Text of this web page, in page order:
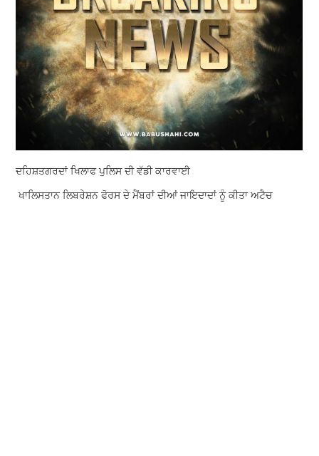
ਦਹਿਸ਼ਤਗਰਦਾਂ ਖਿਲਾਫ ਪੁਲਿਸ ਦੀ ਵੱਡੀ ਕਾਰਵਾਈ
ਖਾਲਿਸਤਾਨ ਲਿਬਰੇਸ਼ਨ ਫੋਰਸ ਦੇ ਮੈਂਬਰਾਂ ਦੀਆਂ ਜਾਇਦਾਦਾਂ ਨੂੰ ਕੀਤਾ ਅਟੈਚ